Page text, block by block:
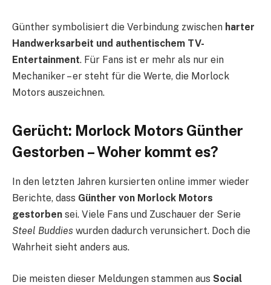
Günther symbolisiert die Verbindung zwischen harter
Handwerksarbeit und authentischem TV-
Entertainment. Für Fans ist er mehr als nur ein
Mechaniker – er steht für die Werte, die Morlock
Motors auszeichnen.
Gerücht: Morlock Motors Günther
Gestorben – Woher kommt es?
In den letzten Jahren kursierten online immer wieder
Berichte, dass Günther von Morlock Motors
gestorben sei. Viele Fans und Zuschauer der Serie
Steel Buddies wurden dadurch verunsichert. Doch die
Wahrheit sieht anders aus.
Die meisten dieser Meldungen stammen aus Social